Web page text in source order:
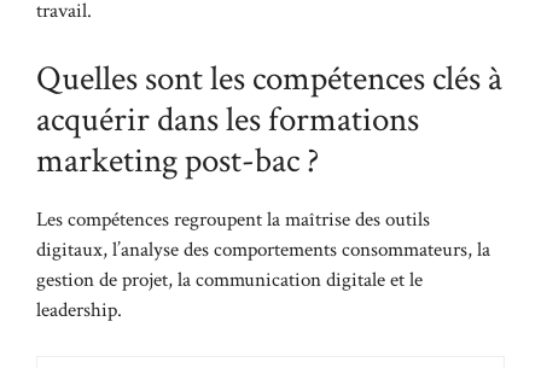
travail.
Quelles sont les compétences clés à
acquérir dans les formations
marketing post-bac ?
Les compétences regroupent la maîtrise des outils
digitaux, l’analyse des comportements consommateurs, la
gestion de projet, la communication digitale et le
leadership.